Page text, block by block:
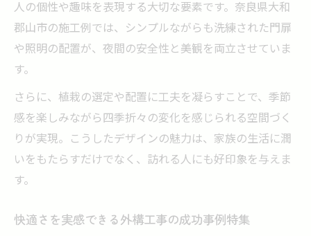
人の個性や趣味を表現する大切な要素です。奈良県大和
郡山市の施工例では、シンプルながらも洗練された門扉
や照明の配置が、夜間の安全性と美観を両立させていま
す。
さらに、植栽の選定や配置に工夫を凝らすことで、季節
感を楽しみながら四季折々の変化を感じられる空間づく
りが実現。こうしたデザインの魅力は、家族の生活に潤
いをもたらすだけでなく、訪れる人にも好印象を与えま
す。
快適さを実感できる外構工事の成功事例特集